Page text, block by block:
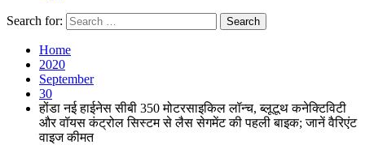
Search for:
Home
2020
September
30
होंडा नई हाईनेस सीबी 350 मोटरसाइकिल लॉन्च, ब्लूटूथ कनेक्टिविटी
और वॉयस कंट्रोल सिस्टम से लैस सेगमेंट की पहली बाइक; जानें वैरिएंट
वाइज कीमत